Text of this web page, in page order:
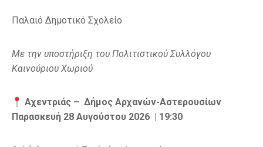
Παλαιό Δημοτικό Σχολείο
Με την υποστήριξη του Πολιτιστικού Συλλόγου
Καινούριου Χωριού
Αχεντριάς – Δήμος Αρχανών-Αστερουσίων
Παρασκευή 28 Αυγούστου 2026 | 19:30